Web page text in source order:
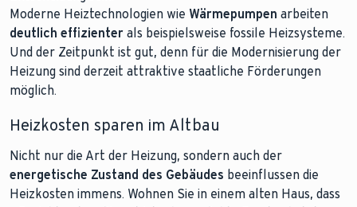
Moderne Heiztechnologien wie Wärmepumpen arbeiten
deutlich effizienter als beispielsweise fossile Heizsysteme.
Und der Zeitpunkt ist gut, denn für die Modernisierung der
Heizung sind derzeit attraktive staatliche Förderungen
möglich.
Heizkosten sparen im Altbau
Nicht nur die Art der Heizung, sondern auch der
energetische Zustand des Gebäudes beeinflussen die
Heizkosten immens. Wohnen Sie in einem alten Haus, dass